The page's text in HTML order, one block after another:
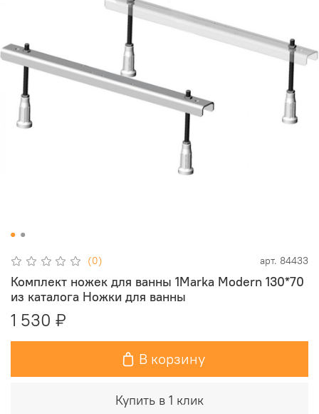
(0) арт. 84433
Комплект ножек для ванны 1Marka Modern 130*70
из каталога Ножки для ванны
1 530 ₽
В корзину
Купить в 1 клик